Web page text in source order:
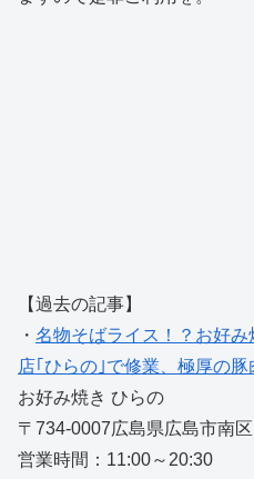
【過去の記事】
・ 名物そばライス！？お好
店｢ひらの｣で修業、極厚の豚
お好み焼き ひらの
〒734-0007広島県広島市南
営業時間：11:00～20:30